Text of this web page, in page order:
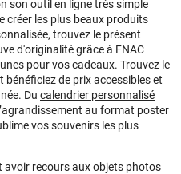
son outil en ligne très simple
créer les plus beaux produits
trouvez le présent
d'originalité grâce à FNAC
pour vos cadeaux. Trouvez le
de prix accessibles et
Du calendrier personnalisé
au format poster
vos souvenirs les plus
avoir recours aux objets photos